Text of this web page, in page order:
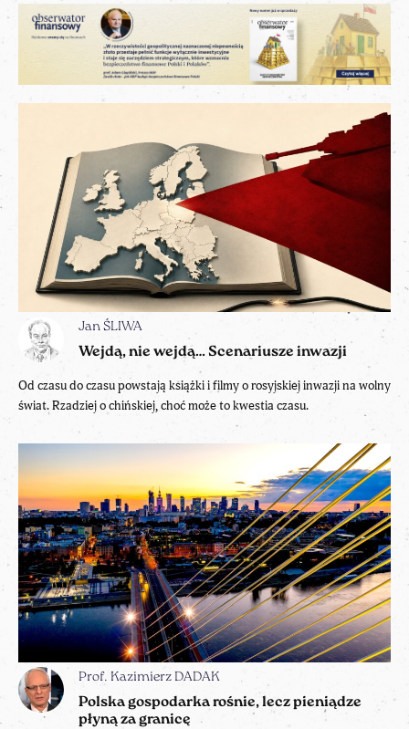
Jan ŚLIWA
Wejdą, nie wejdą… Scenariusze inwazji
Od czasu do czasu powstają książki i filmy o rosyjskiej inwazji na wolny
świat. Rzadziej o chińskiej, choć może to kwestia czasu.
Prof. Kazimierz DADAK
Polska gospodarka rośnie, lecz pieniądze
płyną za granicę